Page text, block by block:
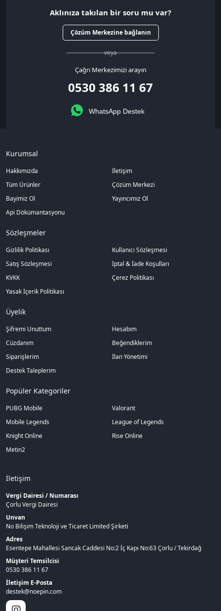
Aklınıza takılan bir soru mu var?
Çözüm Merkezine bağlanın
veya
Çağrı Merkezimizi arayın
0530 386 11 67
WhatsApp Destek
Kurumsal
Hakkımızda
İletişim
Tüm Ürünler
Çözüm Merkezi
Bayimiz Ol
Yayıncımız Ol
Api Dökümantasyonu
Sözleşmeler
Gizlilik Politikası
Kullanıcı Sözleşmesi
Satış Sözleşmesi
İptal & İade Koşulları
KVKK
Çerez Politikası
Yasak İçerik Politikası
Üyelik
Şifremi Unuttum
Hesabım
Cüzdanım
Beğendiklerim
Siparişlerim
İlan Yönetimi
Destek Taleplerim
Popüler Kategoriler
PUBG Mobile
Valorant
Mobile Legends
League of Legends
Knight Online
Rise Online
Metin2
İletişim
Vergi Dairesi / Numarası
Çorlu Vergi Dairesi
Unvan
No Bilişim Teknoloji ve Ticaret Limited Şirketi
Adres
Esentepe Mahallesi Sancak Caddesi No:2 İç Kapı No:63 Çorlu / Tekirdağ
Müşteri Temsilcisi
0530 386 11 67
İletişim E-Posta
destek@noepin.com